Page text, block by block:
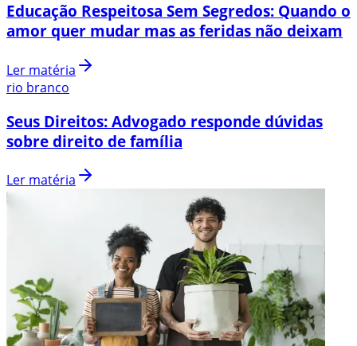
Educação Respeitosa Sem Segredos: Quando o
amor quer mudar mas as feridas não deixam
Ler matéria
rio branco
Seus Direitos: Advogado responde dúvidas
sobre direito de família
Ler matéria